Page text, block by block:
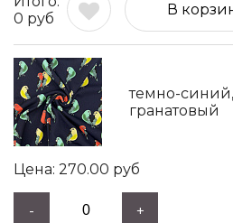
0 руб
В
темно-
гранатовый
270.00 руб
- +